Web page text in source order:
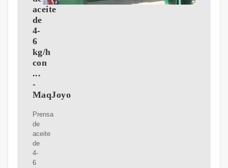
aceite
de
4-
6
kg/h
con
...
-
MaqJoyo
Prensa
de
aceite
de
4-
6